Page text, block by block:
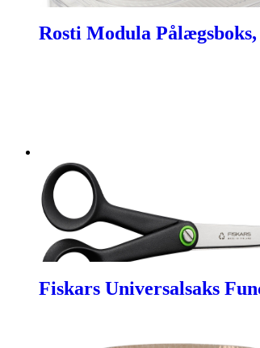
Rosti Modula
Fiskars Universalsaks